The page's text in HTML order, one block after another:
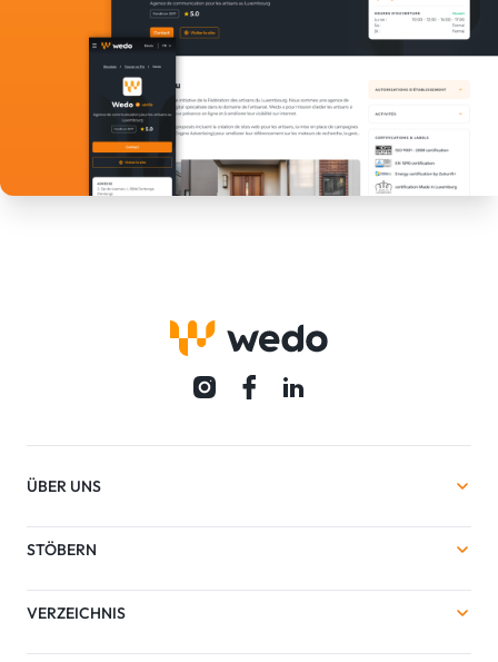
ÜBER UNS
STÖBERN
VERZEICHNIS